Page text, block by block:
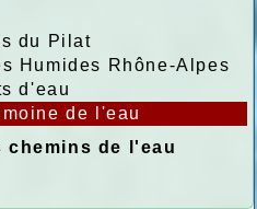
du Pilat
Humides Rhône-Alpes
d'eau
de l'eau
chemins de l'eau